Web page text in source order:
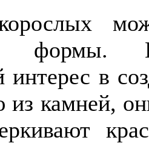
формы.
интерес в
камней,